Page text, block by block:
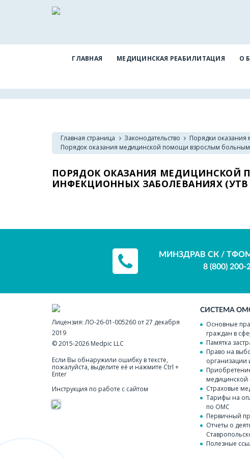
ГЛАВНАЯ МЕДИЦИНСКАЯ РЕАБИЛИТАЦИЯ О
Главная страница Законодательство
Порядки
Порядок оказания медицинской помощи взрослым
ПОРЯДОК ОКАЗАНИЯ
ИНФЕКЦИОННЫХ ЗАБОЛЕВАНИЯХ (УТВ
МИНЗДРАВ СК /
8 (800) 200-
Лицензия:ЛО-26-01-005260 от 27 декабря
2019
© 2015-2026 Medpic LLC
Если Вы обнаружили ошибку в тексте,
пожалуйста, выделите её и нажмите Ctrl +
Enter
Инструкция по работе с сайтом
СИСТЕМА
Основные
граждан в
Памятка
Право на
организации
медицинской
Страховые
Тарифы на
по ОМС
Первичный
Отчеты о
Полезные